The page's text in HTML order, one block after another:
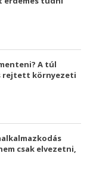
A túl
rejtett környezeti
csak elvezetni,